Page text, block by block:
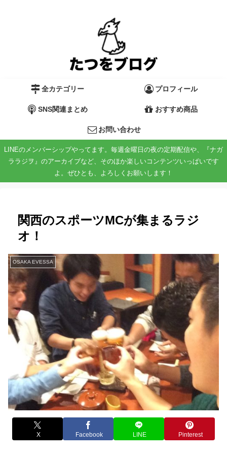
全カテゴリー プロフィール
SNS関連まとめ おすすめ商品
お問い合わせ
LINEのメンバーシップやってます。毎週金曜日の夜の定期配信や、『ナガ
ララジヲ』のアーカイブなど、そのほか楽しいコンテンツいっぱいです
よ。ぜひとも、よろしくお願いします！
関西のスポーツMCが集まるラジ
オ！
OSAKA EVESSA
X Facebook LINE Pinterest